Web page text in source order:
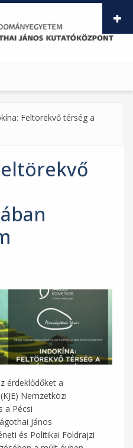
Feltörekvő térség a
érdeklődőket a
Nemzetközi
a Pécsi
János
és Politikai Földrajzi